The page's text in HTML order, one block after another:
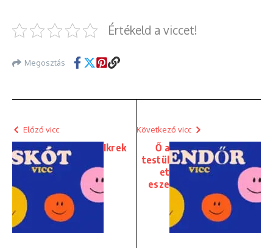
Értékeld a viccet!
Megosztás
Előző vicc
Ikrek
Következő vicc
Ő a
testül
et
esze